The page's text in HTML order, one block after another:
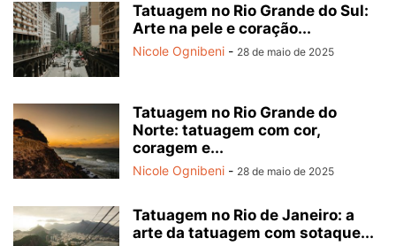
Tatuagem no Rio Grande do Sul:
Arte na pele e coração...
Nicole Ognibeni - 28 de maio de 2025
Tatuagem no Rio Grande do
Norte: tatuagem com cor,
coragem e...
Nicole Ognibeni - 28 de maio de 2025
Tatuagem no Rio de Janeiro: a
arte da tatuagem com sotaque...